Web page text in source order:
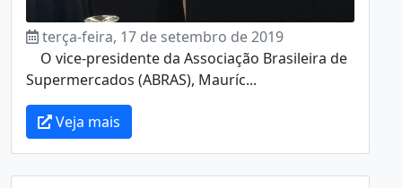
terça-feira, 17 de setembro de 2019
O vice-presidente da Associação Brasileira de
Supermercados (ABRAS), Mauríc...
Veja mais